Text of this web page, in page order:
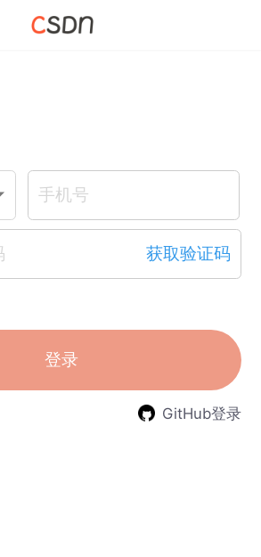
获取验证码
登录
GitHub登录